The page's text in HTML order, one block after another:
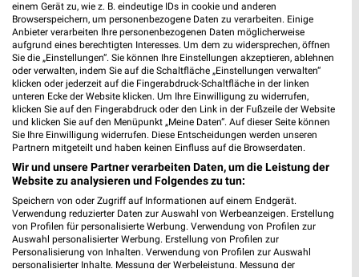
Reformhaus Kaliss, Backnang
Gerberstraße 5
71522 Backnang
485,97 km • Angebote: 1 Prospekt
Reformhaus Kaliss Backnang
Gerberstraße 5
71522 Backnang
Heute 08:30 - 19:00 Uhr | Geschlossen
485,97 km
Drogerie Plappert Schwaigern
einem Gerät zu, wie z. B. eindeutige IDs in cookie und anderen
Browserspeichern, um personenbezogene Daten zu verarbeiten. Einige
Anbieter verarbeiten Ihre personenbezogenen Daten möglicherweise
aufgrund eines berechtigten Interesses. Um dem zu widersprechen, öffnen
Sie die „Einstellungen“. Sie können Ihre Einstellungen akzeptieren, ablehnen
oder verwalten, indem Sie auf die Schaltfläche „Einstellungen verwalten“
klicken oder jederzeit auf die Fingerabdruck-Schaltfläche in der linken
unteren Ecke der Website klicken. Um Ihre Einwilligung zu widerrufen,
klicken Sie auf den Fingerabdruck oder den Link in der Fußzeile der Website
und klicken Sie auf den Menüpunkt „Meine Daten“. Auf dieser Seite können
Sie Ihre Einwilligung widerrufen. Diese Entscheidungen werden unseren
Partnern mitgeteilt und haben keinen Einfluss auf die Browserdaten.
Wir und unsere Partner verarbeiten Daten, um die Leistung der
Website zu analysieren und Folgendes zu tun:
Speichern von oder Zugriff auf Informationen auf einem Endgerät.
Verwendung reduzierter Daten zur Auswahl von Werbeanzeigen. Erstellung
von Profilen für personalisierte Werbung. Verwendung von Profilen zur
Auswahl personalisierter Werbung. Erstellung von Profilen zur
Personalisierung von Inhalten. Verwendung von Profilen zur Auswahl
personalisierter Inhalte. Messung der Werbeleistung. Messung der